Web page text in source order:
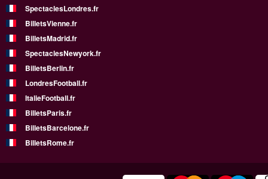
SpectaclesLondres.fr
BilletsVienne.fr
BilletsMadrid.fr
SpectaclesNewyork.fr
BilletsBerlin.fr
LondresFootball.fr
ItalieFootball.fr
BilletsParis.fr
BilletsBarcelone.fr
BilletsRome.fr